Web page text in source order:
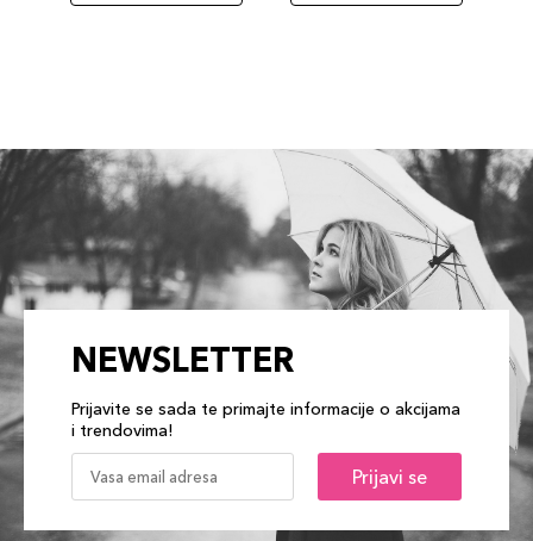
NEWSLETTER
Prijavite se sada te primajte informacije o akcijama
i trendovima!
Prijavi se